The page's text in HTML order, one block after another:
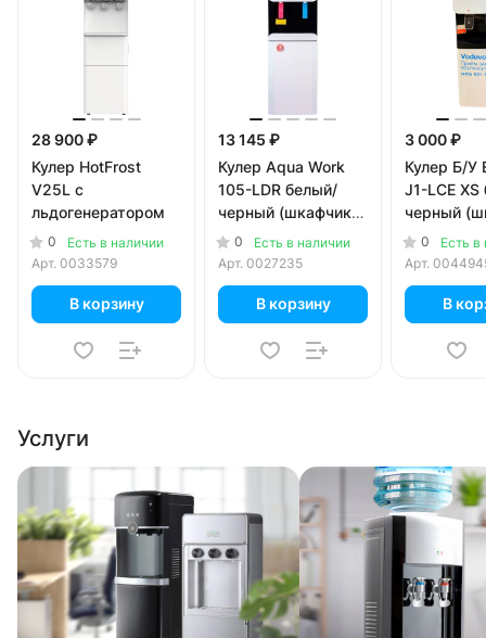
28 900 ₽
Кулер HotFrost
V25L с
льдогенератором
0
Есть в наличии
Арт. 0033579
В корзину
13 145 ₽
Кулер Aqua Work
105-LDR белый/
черный (шкафчик
9,5 литров)
0
Есть в наличии
Арт. 0027235
В корзину
3 000 ₽
Кулер Б/У
J1-LCE
черный
литров)
0
Есть в
Арт.
В
Услуги